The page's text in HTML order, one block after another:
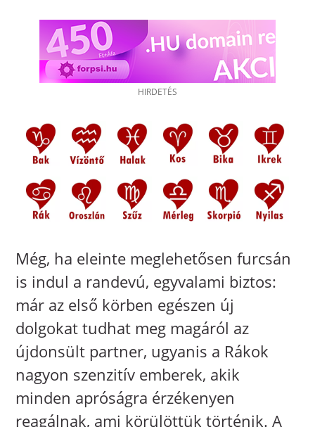
Még, ha eleinte meglehetősen furcsán
is indul a randevú, egyvalami biztos:
már az első körben egészen új
dolgokat tudhat meg magáról az
újdonsült partner, ugyanis a Rákok
nagyon szenzitív emberek, akik
minden apróságra érzékenyen
reagálnak, ami körülöttük történik. A